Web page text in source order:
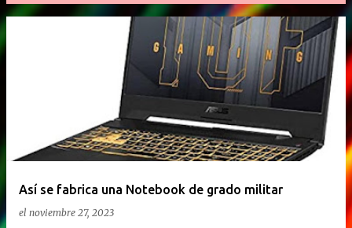
E
a
d
a
s
Así se fabrica una Notebook de grado militar
el noviembre 27, 2023